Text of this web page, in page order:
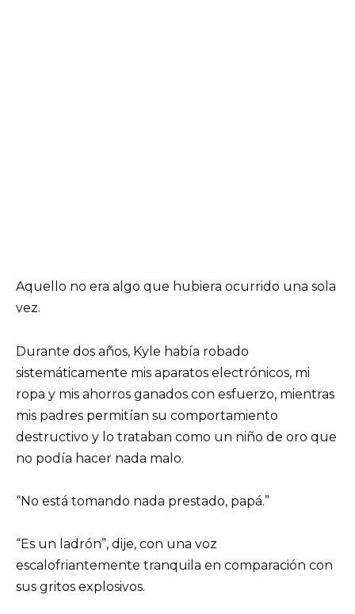
Aquello no era algo que hubiera ocurrido una sola
vez.
Durante dos años, Kyle había robado
sistemáticamente mis aparatos electrónicos, mi
ropa y mis ahorros ganados con esfuerzo, mientras
mis padres permitían su comportamiento
destructivo y lo trataban como un niño de oro que
no podía hacer nada malo.
“No está tomando nada prestado, papá.”
“Es un ladrón”, dije, con una voz
escalofriantemente tranquila en comparación con
sus gritos explosivos.